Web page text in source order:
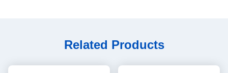
Related Products